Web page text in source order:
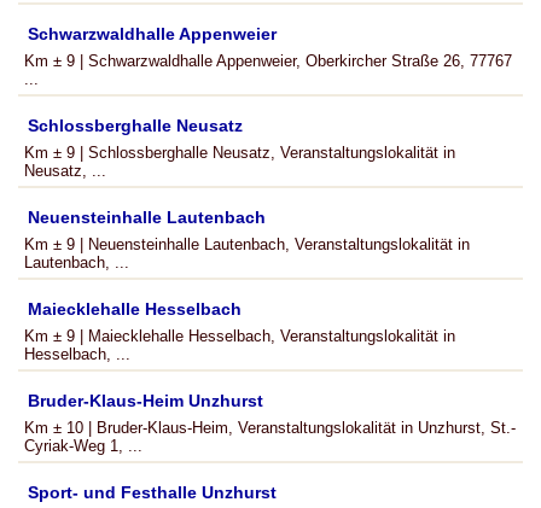
Schwarzwaldhalle Appenweier
Km ± 9 | Schwarzwaldhalle Appenweier, Oberkircher Straße 26, 77767
...
Schlossberghalle Neusatz
Km ± 9 | Schlossberghalle Neusatz, Veranstaltungslokalität in
Neusatz, ...
Neuensteinhalle Lautenbach
Km ± 9 | Neuensteinhalle Lautenbach, Veranstaltungslokalität in
Lautenbach, ...
Maiecklehalle Hesselbach
Km ± 9 | Maiecklehalle Hesselbach, Veranstaltungslokalität in
Hesselbach, ...
Bruder-Klaus-Heim Unzhurst
Km ± 10 | Bruder-Klaus-Heim, Veranstaltungslokalität in Unzhurst, St.-
Cyriak-Weg 1, ...
Sport- und Festhalle Unzhurst